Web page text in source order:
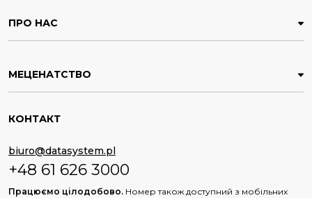
ПРО НАС
МЕЦЕНАТСТВО
КОНТАКТ
biuro@datasystem.pl
+48 61 626 3000
Працюємо цілодобово. Номер також доступний з мобільних